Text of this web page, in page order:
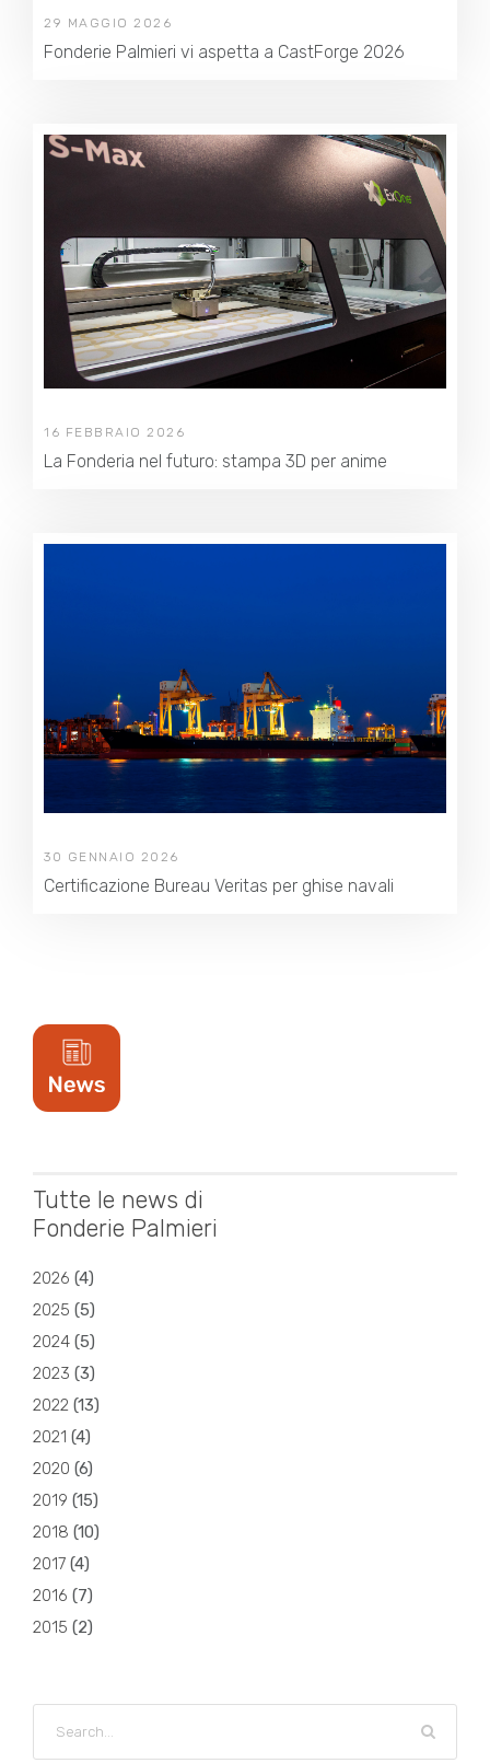
29 MAGGIO 2026
Fonderie Palmieri vi aspetta a CastForge 2026
16 FEBBRAIO 2026
La Fonderia nel futuro: stampa 3D per anime
30 GENNAIO 2026
Certificazione Bureau Veritas per ghise navali
Tutte le news di
Fonderie Palmieri
2026 (4)
2025 (5)
2024 (5)
2023 (3)
2022 (13)
2021 (4)
2020 (6)
2019 (15)
2018 (10)
2017 (4)
2016 (7)
2015 (2)